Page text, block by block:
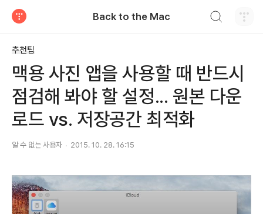
Back to the Mac
추천팁
맥용 사진 앱을 사용할 때 반드시
점검해 봐야 할 설정... 원본 다운
로드 vs. 저장공간 최적화
알 수 없는 사용자 2015. 10. 28. 16:15